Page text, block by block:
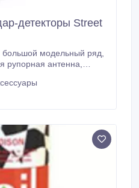
детекторы Street
модельный ряд,